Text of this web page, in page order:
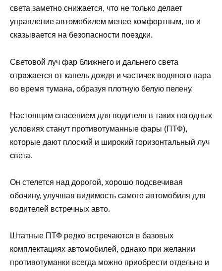
света заметно снижается, что не только делает
управление автомобилем менее комфортным, но и
сказывается на безопасности поездки.
Световой луч фар ближнего и дальнего света
отражается от капель дождя и частичек водяного пара
во время тумана, образуя плотную белую пелену.
Настоящим спасением для водителя в таких погодных
условиях станут противотуманные фары (ПТФ),
которые дают плоский и широкий горизонтальный луч
света.
Он стелется над дорогой, хорошо подсвечивая
обочину, улучшая видимость самого автомобиля для
водителей встречных авто.
Штатные ПТФ редко встречаются в базовых
комплектациях автомобилей, однако при желании
противотуманки всегда можно приобрести отдельно и